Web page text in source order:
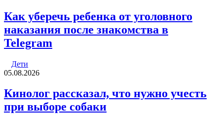
Как уберечь ребенка от уголовного
наказания после знакомства в
Telegram
Дети
05.08.2026
Кинолог рассказал, что нужно учесть
при выборе собаки